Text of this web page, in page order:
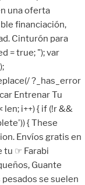
una oferta
financiación,
Cinturón para
= true; "); var
?_has_error
Entrenar Tu
len; i++) { if (!r &&
{ These
Envíos gratis en
tu ☞ Farabi
Guante
se suelen